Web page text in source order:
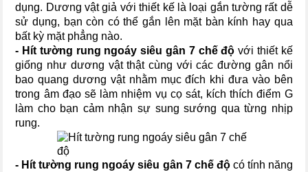
dụng. Dương vật giả với thiết kế là loại gắn tường rất dễ
sử dụng, bạn còn có thể gắn lên mặt bàn kính hay qua
bất kỳ mặt phẳng nào.
- Hít tường rung ngoáy siêu gân 7 chế độ với thiết kế
giống như dương vật thật cùng với các đường gân nổi
bao quang dương vật nhằm mục đích khi đưa vào bên
trong âm đạo sẽ làm nhiệm vụ cọ sát, kích thích điểm G
làm cho bạn cảm nhận sự sung sướng qua từng nhịp
rung.
- Hít tường rung ngoáy siêu gân 7 chế độcó tính năng